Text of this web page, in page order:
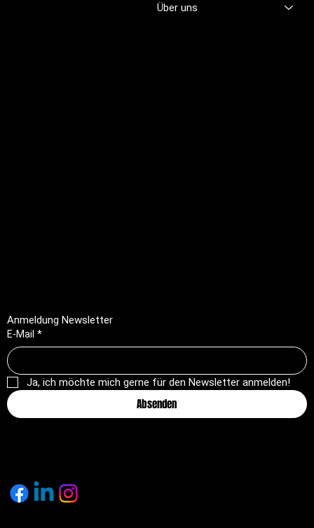
Über uns
Anmeldung Newsletter
E-Mail *
Ja, ich möchte mich gerne für den Newsletter anmelden!
Absenden